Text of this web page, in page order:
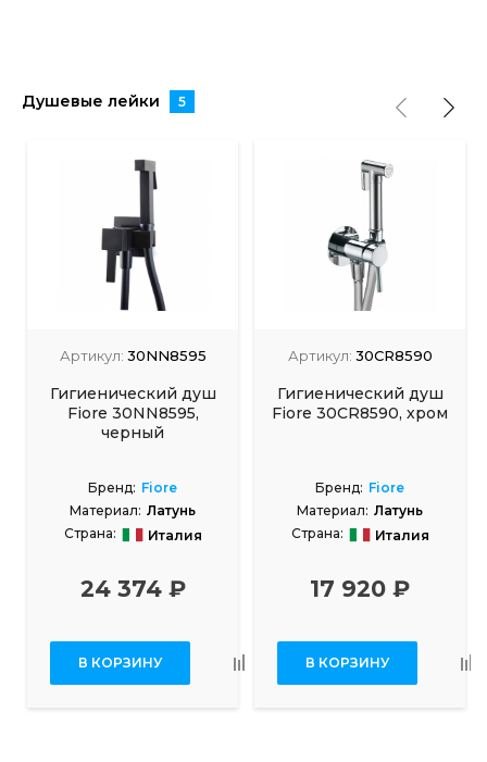
Душевые лейки 5
Артикул: 30NN8595
Гигиенический душ
Fiore 30NN8595,
черный
Бренд: Fiore
Материал: Латунь
Страна:
Италия
24 374 ₽
В КОРЗИНУ
Артикул: 30CR8590
Гигиенический душ
Fiore 30CR8590, хром
Бренд: Fiore
Материал: Латунь
Страна:
Италия
17 920 ₽
В КОРЗИНУ